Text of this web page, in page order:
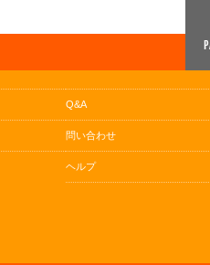
Q&A
問い合わせ
ヘルプ